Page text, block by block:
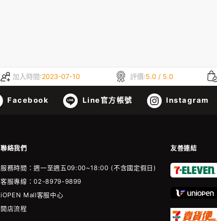
加入時間:2023-07-10 評價:5.0 / 5.0
Facebook Line官方帳號 Instagram
聯絡我們 友善連結
服務時間：週一至週五09:00~18:00 (不含國定假日)
客服專線：02-8979-9899
iOPEN Mall客服中心
開店流程